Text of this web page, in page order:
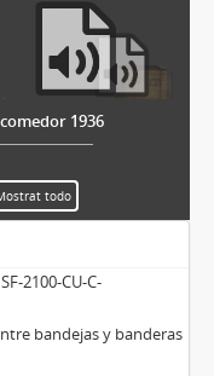
1936
todo
2100-CU-C-
bandejas y banderas